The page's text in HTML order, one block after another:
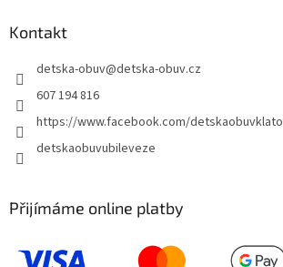
Kontakt
detska-obuv@detska-obuv.cz
607 194 816
https://www.facebook.com/
detskaobuvubileveze
Přijímáme online platby